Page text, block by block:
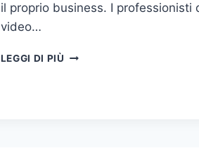
il proprio business. I professionisti
video…
LEGGI DI PIÙ